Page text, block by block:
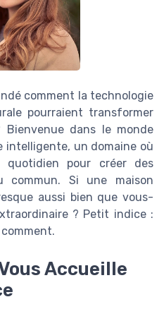
comment la technologie
pourraient transformer
dans le monde
un domaine où
quotidien pour créer des
commun. Si une maison
aussi bien que vous-
? Petit indice :
Accueille